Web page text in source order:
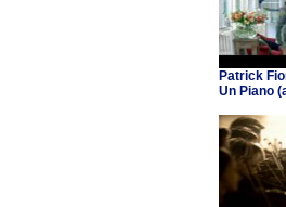
Patrick
Un Piano